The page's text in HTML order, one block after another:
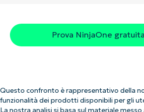
Prova NinjaOne
Questo confronto è rappresentativo della
funzionalità dei prodotti disponibili per gli
La nostra analisi si basa sul materiale